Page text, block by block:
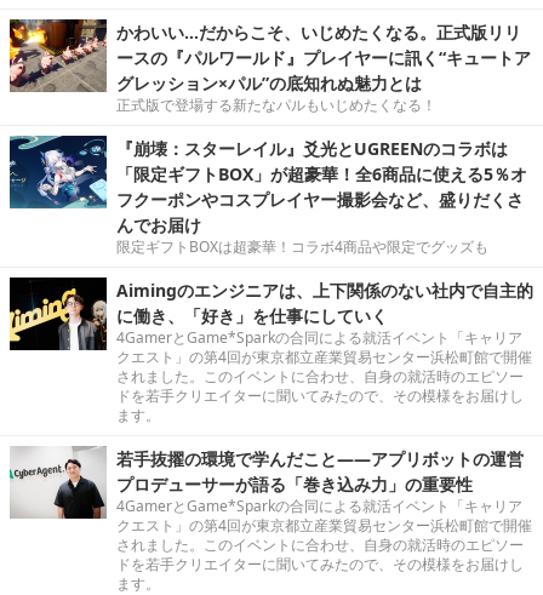
かわいい…だからこそ、いじめたくなる。正式版リリ
ースの『パルワールド』プレイヤーに訊く“キュートア
グレッション×パル”の底知れぬ魅力とは
正式版で登場する新たなパルもいじめたくなる！
『崩壊：スターレイル』爻光とUGREENのコラボは
「限定ギフトBOX」が超豪華！全6商品に使える5％オ
フクーポンやコスプレイヤー撮影会など、盛りだくさ
んでお届け
限定ギフトBOXは超豪華！コラボ4商品や限定でグッズも
Aimingのエンジニアは、上下関係のない社内で自主的
に働き、「好き」を仕事にしていく
4GamerとGame*Sparkの合同による就活イベント「キャリア
クエスト」の第4回が東京都立産業貿易センター浜松町館で開催
されました。このイベントに合わせ、自身の就活時のエピソー
ドを若手クリエイターに聞いてみたので、その模様をお届けし
ます。
若手抜擢の環境で学んだこと――アプリボットの運営
プロデューサーが語る「巻き込み力」の重要性
4GamerとGame*Sparkの合同による就活イベント「キャリア
クエスト」の第4回が東京都立産業貿易センター浜松町館で開催
されました。このイベントに合わせ、自身の就活時のエピソー
ドを若手クリエイターに聞いてみたので、その模様をお届けし
ます。